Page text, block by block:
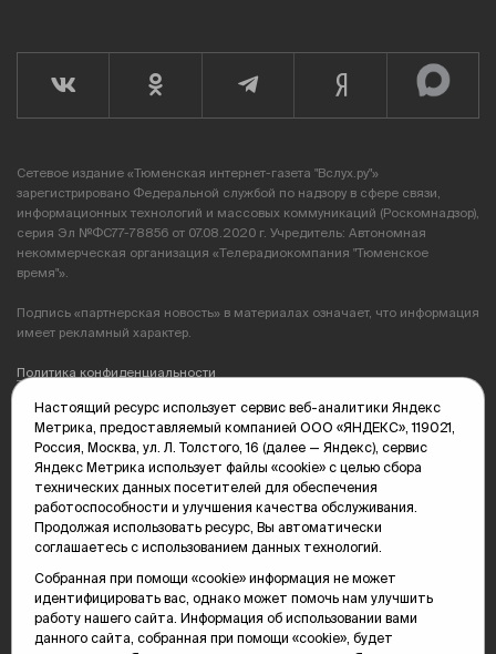
Сетевое издание «Тюменская интернет-газета "Вслух.ру"»
зарегистрировано Федеральной службой по надзору в сфере связи,
информационных технологий и массовых коммуникаций (Роскомнадзор),
серия Эл №ФС77-78856 от 07.08.2020 г. Учредитель: Автономная
некоммерческая организация «Телерадиокомпания "Тюменское
время"».
Подпись «партнерская новость» в материалах означает, что информация
имеет рекламный характер.
Политика конфиденциальности
Редакция: 625035, Тюмень, пр. Геологоразведчиков, 28А
(3452) 68-89-05
edit@vsluh.ru
Главный редактор: Панкина Т.Ю.
kika@vsluh.ru
По вопросам рекламы:
(3452) 68-89-78
kotovaev@sibinformburo.ru
mim@vsluh.ru
Настоящий ресурс использует сервис веб-аналитики Яндекс
Метрика, предоставляемый компанией ООО «ЯНДЕКС», 119021,
Россия, Москва, ул. Л. Толстого, 16 (далее — Яндекс), сервис
Яндекс Метрика использует файлы «cookie» с целью сбора
технических данных посетителей для обеспечения
работоспособности и улучшения качества обслуживания.
Продолжая использовать ресурс, Вы автоматически
соглашаетесь с использованием данных технологий.
Собранная при помощи «cookie» информация не может
идентифицировать вас, однако может помочь нам улучшить
работу нашего сайта. Информация об использовании вами
данного сайта, собранная при помощи «cookie», будет